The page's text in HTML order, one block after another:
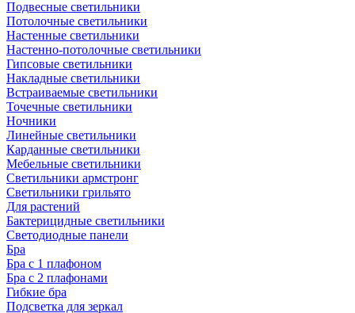
Подвесные светильники
Потолочные светильники
Настенные светильники
Настенно-потолочные светильники
Гипсовые светильники
Накладные светильники
Встраиваемые светильники
Точечные светильники
Ночники
Линейные светильники
Карданные светильники
Мебельные светильники
Светильники армстронг
Светильники грильято
Для растений
Бактерицидные светильники
Светодиодные панели
Бра
Бра с 1 плафоном
Бра с 2 плафонами
Гибкие бра
Подсветка для зеркал